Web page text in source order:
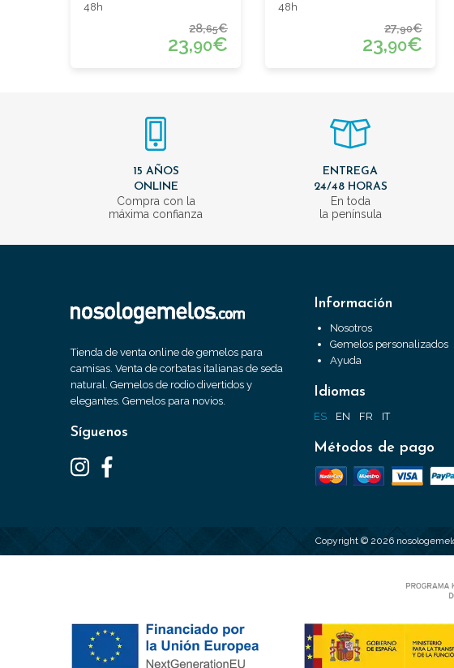
48h
28,65€
23,90€
48h
27,90€
23,90€
15 AÑOS
ONLINE
Compra con la
máxima confianza
ENTREGA
24/48 HORAS
En toda
la península
Tienda de venta online de gemelos para
camisas. Venta de corbatas italianas de seda
natural. Gemelos de rodio divertidos y
elegantes. Gemelos para novios.
Síguenos
Información
Nosotros
Gemelos personalizados
Ayuda
Idiomas
ES EN FR IT
Métodos de pago
Copyright © 2026